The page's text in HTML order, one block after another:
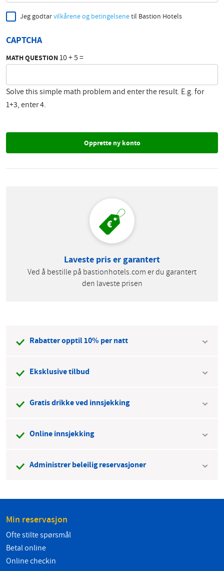
Jeg godtarvilkårene og betingelsenetil Bastion Hotels
CAPTCHA
MATH QUESTION10 + 5 =
Solve this simple math problem and enter the result. E.g. for
1+3, enter 4.
Laveste pris er garantert
Ved å bestille på bastionhotels.com er du garantert
den laveste prisen
Rabatter opptil 10% per natt
Eksklusive tilbud
Gratis drikke ved innsjekking
Online innsjekking
Administrer beleilig reservasjoner
Min reservasjon
Ofte stilte spørsmål
Betal online
Online checkin